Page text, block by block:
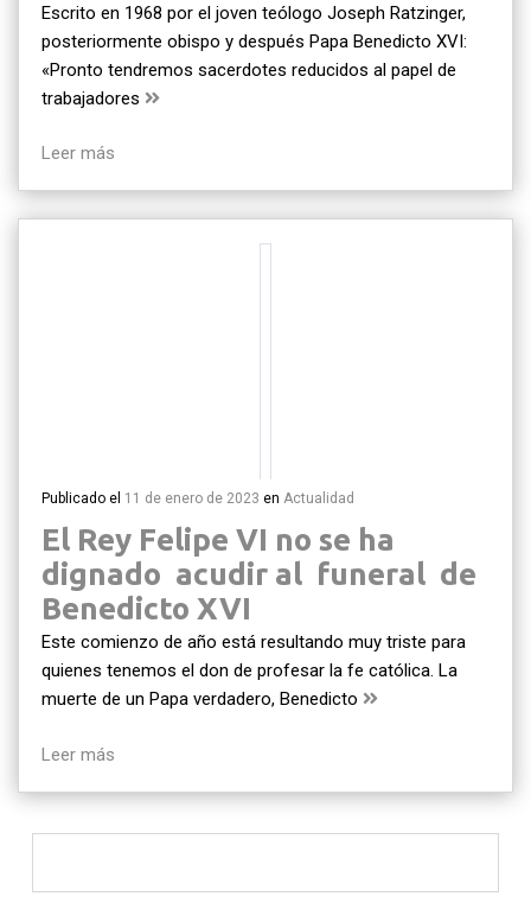
Escrito en 1968 por el joven teólogo Joseph Ratzinger,
posteriormente obispo y después Papa Benedicto XVI:
«Pronto tendremos sacerdotes reducidos al papel de
trabajadores
Leer más
Publicado el 11 de enero de 2023 en Actualidad
El Rey Felipe VI no se ha
dignado acudir al funeral de
Benedicto XVI
Este comienzo de año está resultando muy triste para
quienes tenemos el don de profesar la fe católica. La
muerte de un Papa verdadero, Benedicto
Leer más